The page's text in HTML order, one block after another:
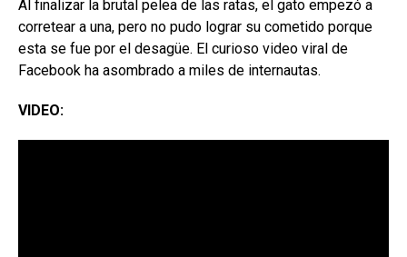
Al finalizar la brutal pelea de las ratas, el gato empezó a
corretear a una, pero no pudo lograr su cometido porque
esta se fue por el desagüe. El curioso video viral de
Facebook ha asombrado a miles de internautas.
VIDEO: